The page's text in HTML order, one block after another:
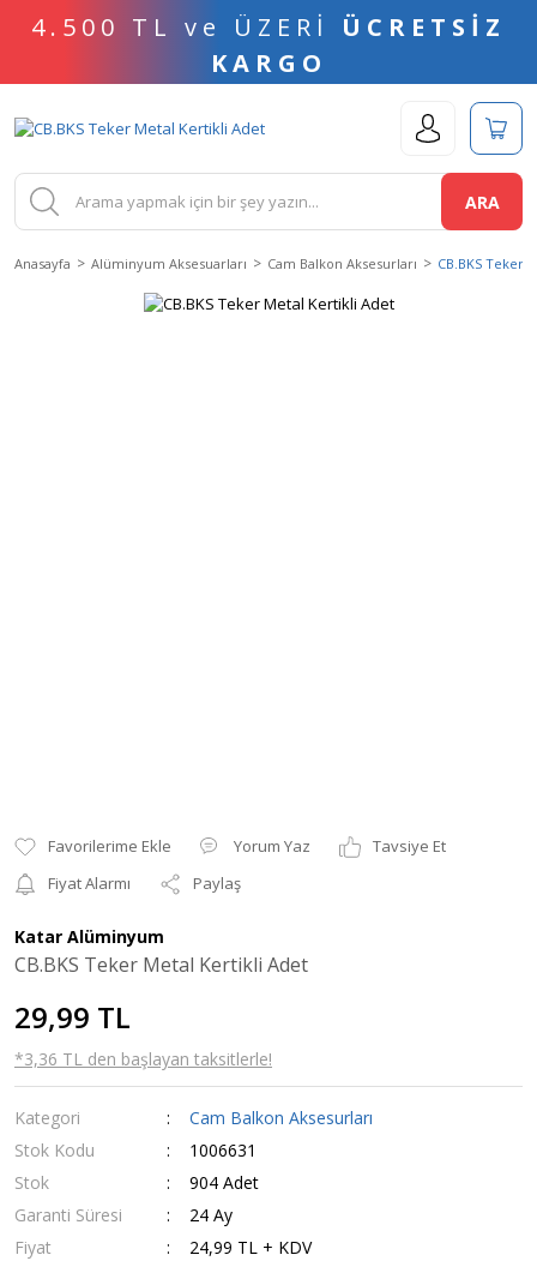
4.500 TL ve ÜZERİ ÜCRETSİZ
KARGO
ARA
Anasayfa Alüminyum Aksesuarları Cam Balkon Aksesurları CB.BKS Teker
Yorum Yaz
Tavsiye Et
Fiyat Alarmı
Paylaş
Katar Alüminyum
CB.BKS Teker Metal Kertikli Adet
29,99 TL
*3,36 TL den başlayan taksitlerle!
Kategori
Cam Balkon Aksesurları
Stok Kodu
1006631
Stok
904 Adet
Garanti Süresi
24 Ay
Fiyat
24,99 TL + KDV